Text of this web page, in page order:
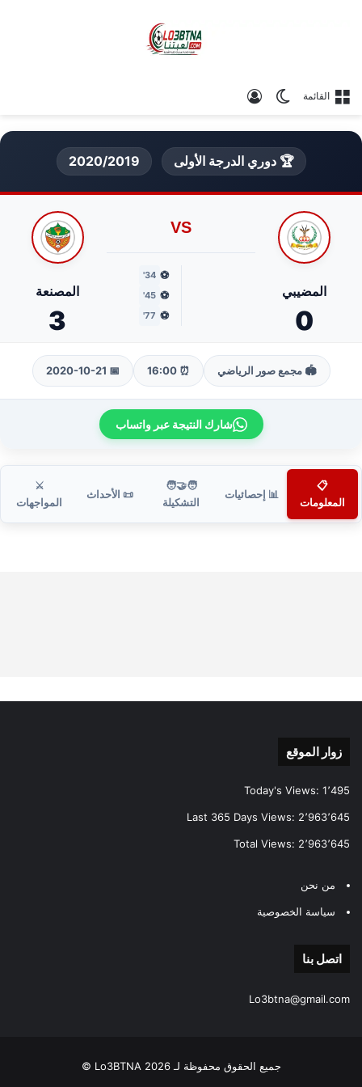
القائمة الوضع المظلم
🏆 دوري الدرجة الأولى 2020/2019
المضيبي
0
VS
⚽
34'
⚽
45'
⚽
77'
المصنعة
3
🏟️ مجمع صور الرياضي ⏰ 16:00
📅 2020-10-21
شارك النتيجة عبر واتساب
📋
المعلومات
📊 إحصائيات
🧑‍🤝‍🧑
التشكيلة
📜 الأحداث
⚔️
المواجهات
زوار الموقع
Today's Views: 1٬495
Last 365 Days Views: 2٬963٬645
Total Views: 2٬963٬645
من نحن
سياسة الخصوصية
اتصل بنا
Lo3btna@gmail.com
جميع الحقوق محفوظة لـ Lo3BTNA 2026 ©